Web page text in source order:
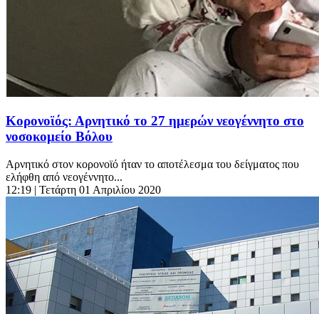
Κορονοϊός: Αρνητικό το 27 ημερών νεογέννητο στο
νοσοκομείο Βόλου
Αρνητικό στον κορονοϊό ήταν το αποτέλεσμα του δείγματος που
ελήφθη από νεογέννητο...
12:19 | Τετάρτη 01 Απριλίου 2020